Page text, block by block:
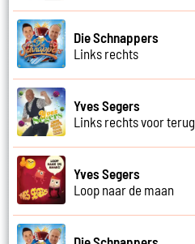
Die Schnappers
Links rechts
Yves Segers
Links rechts voor terug
Yves Segers
Loop naar de maan